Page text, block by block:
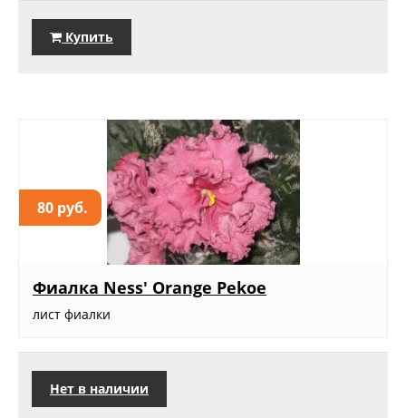
Купить
80 руб.
Фиалка Ness' Orange Pekoe
лист фиалки
Нет в наличии